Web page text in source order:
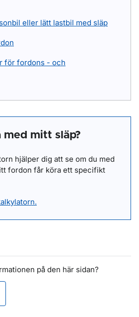
eller lätt lastbil med släp
för fordons - och
med mitt släp?
hjälper dig att se om du med
fordon får köra ett specifikt
på den här sidan?